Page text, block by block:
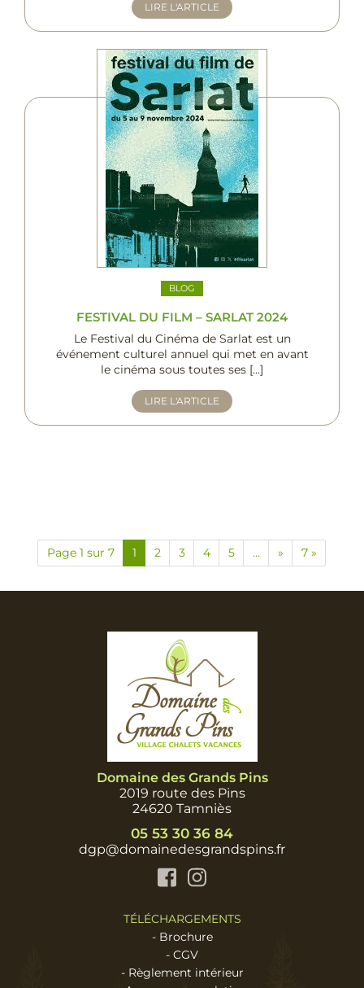
LIRE L'ARTICLE
BLOG
FESTIVAL DU FILM – SARLAT 2024
Le Festival du Cinéma de Sarlat est un
événement culturel annuel qui met en avant
le cinéma sous toutes ses […]
LIRE L'ARTICLE
Page 1 sur 7 1 2 3 4 5 … » 7 »
Domaine des Grands Pins
2019 route des Pins
24620 Tamniès
05 53 30 36 84
dgp@domainedesgrandspins.fr
TÉLÉCHARGEMENTS
- Brochure
- CGV
- Règlement intérieur